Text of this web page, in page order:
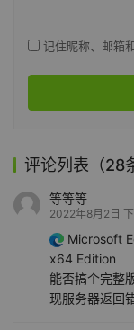
记住昵称、邮箱
评论列表（28
等等等
2022年8月2日
Microsoft
x64 Edition
能否搞个完整
现服务器返回